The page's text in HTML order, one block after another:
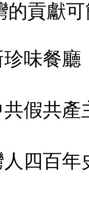
的貢獻
味餐
假共
四百